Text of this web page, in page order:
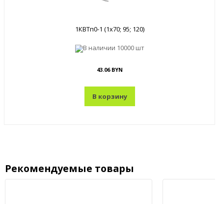
1КВТп0-1 (1x70; 95; 120)
В наличии 10000 шт
43.06 BYN
В корзину
Рекомендуемые товары